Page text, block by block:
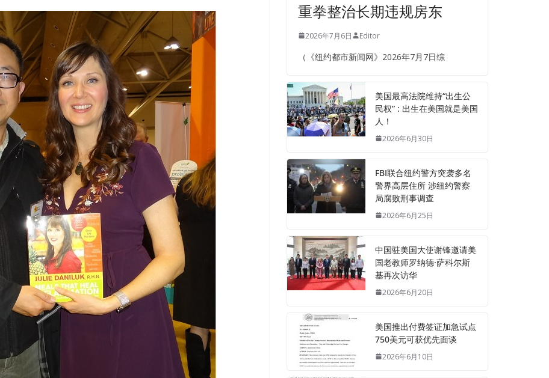
重拳整治长期违规房东
2026年7月6日 Editor
（《纽约都市新闻网》2026年7月7日综
美国最高法院维持“出生公
民权” : 出生在美国就是美国
人！
2026年6月30日
FBI联合纽约警方突袭多名
警界高层住所 涉纽约警察
局腐败刑事调查
2026年6月25日
中国驻美国大使谢锋邀请美
国老教师罗纳德·萨科尔斯
基再次访华
2026年6月20日
美国推出付费签证加急试点
750美元可获优先面谈
2026年6月10日